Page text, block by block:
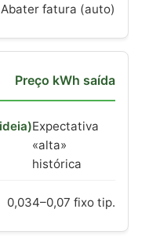
Abater fatura (auto)
Preço kWh saída
Expectativa
«alta»
histórica
0,034–0,07 fixo tip.